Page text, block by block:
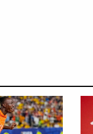
ΠΟΔΟΣΦΑΙΡΟ